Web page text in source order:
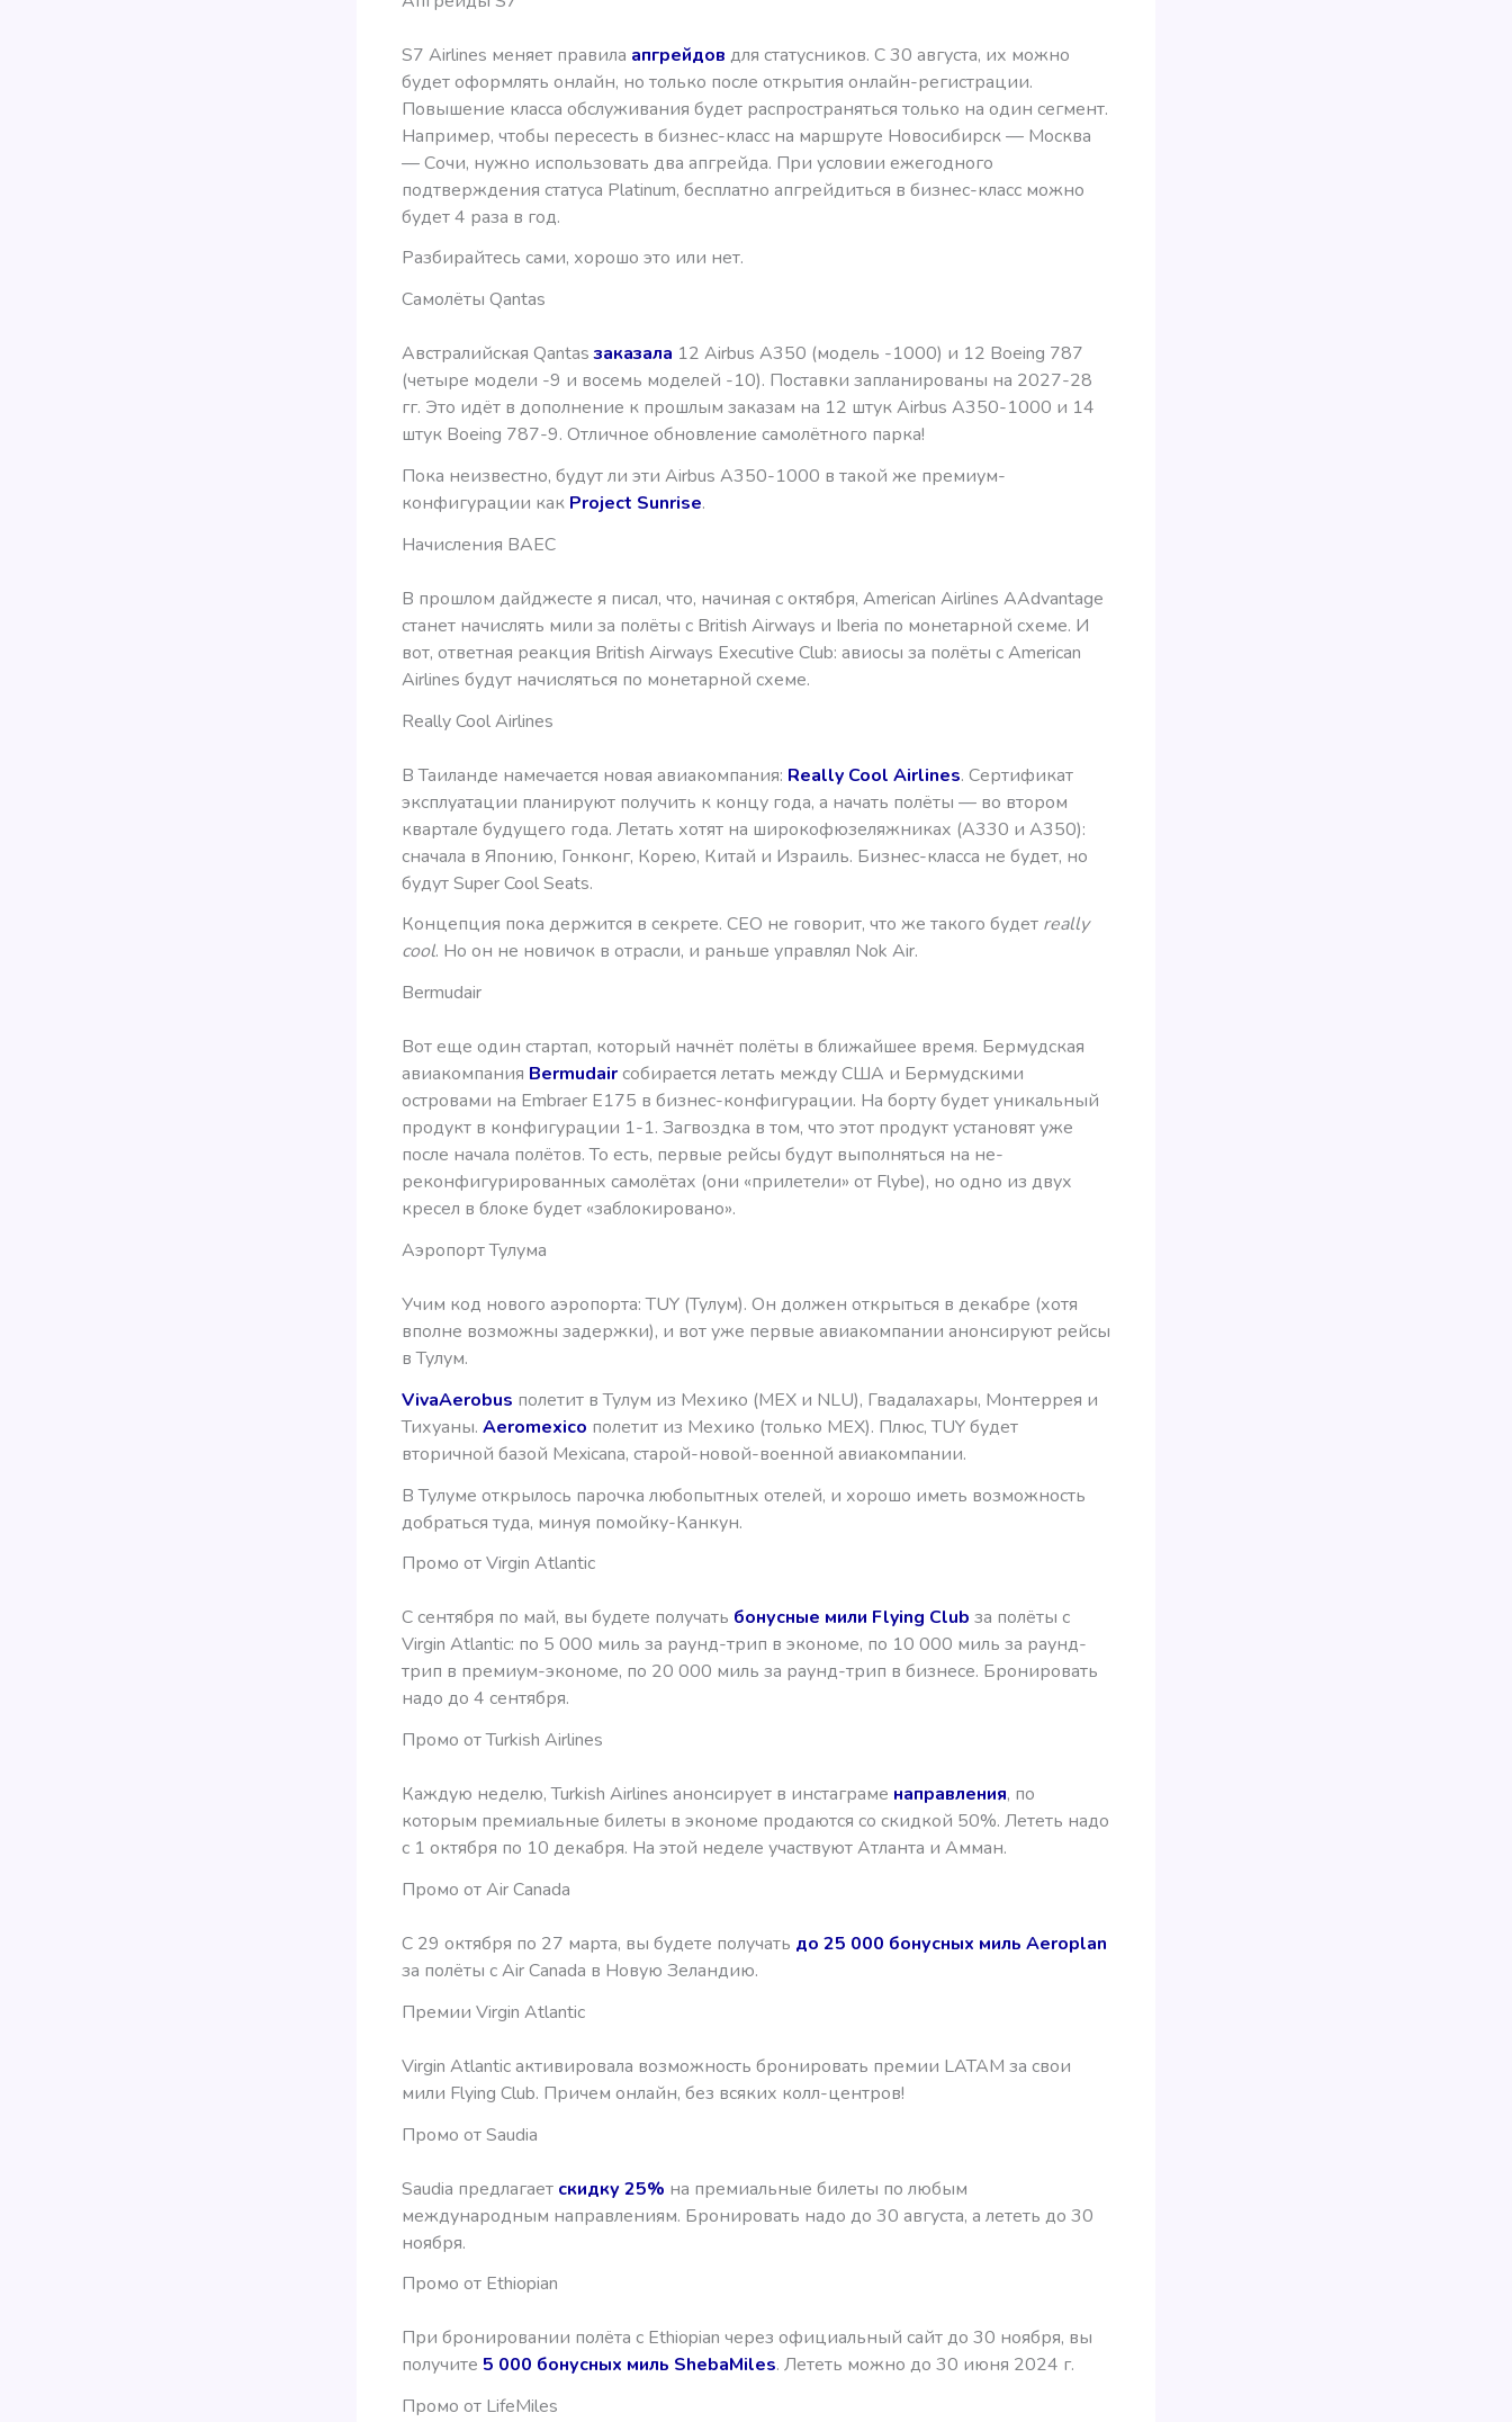
S7 Airlines меняет правила апгрейдов для статусников. С 30 августа, их можно
будет оформлять онлайн, но только после открытия онлайн-регистрации.
Повышение класса обслуживания будет распространяться только на один сегмент.
Например, чтобы пересесть в бизнес-класс на маршруте Новосибирск — Москва
— Сочи, нужно использовать два апгрейда. При условии ежегодного
подтверждения статуса Platinum, бесплатно апгрейдиться в бизнес-класс можно
будет 4 раза в год.
Разбирайтесь сами, хорошо это или нет.
Самолёты Qantas
Австралийская Qantasзаказала 12 Airbus A350 (модель -1000) и 12 Boeing 787
(четыре модели -9 и восемь моделей -10). Поставки запланированы на 2027-28
гг. Это идёт в дополнение к прошлым заказам на 12 штук Airbus A350-1000 и 14
штук Boeing 787-9. Отличное обновление самолётного парка!
Пока неизвестно, будут ли эти Airbus A350-1000 в такой же премиум-
конфигурации как Project Sunrise.
Начисления BAEC
В прошлом дайджесте я писал, что, начиная с октября, American Airlines AAdvantage
станет начислять мили за полёты с British Airways и Iberia по монетарной схеме. И
вот, ответная реакция British Airways Executive Club: авиосы за полёты с American
Airlines будут начисляться по монетарной схеме.
Really Cool Airlines
В Таиланде намечается новая авиакомпания: Really Cool Airlines. Сертификат
эксплуатации планируют получить к концу года, а начать полёты — во втором
квартале будущего года. Летать хотят на широкофюзеляжниках (А330 и А350):
сначала в Японию, Гонконг, Корею, Китай и Израиль. Бизнес-класса не будет, но
будут Super Cool Seats.
Концепция пока держится в секрете. СЕО не говорит, что же такого будет really
cool. Но он не новичок в отрасли, и раньше управлял Nok Air.
Bermudair
Вот еще один стартап, который начнёт полёты в ближайшее время. Бермудская
авиакомпания Bermudairсобирается летать между США и Бермудскими
островами на Embraer E175 в бизнес-конфигурации. На борту будет уникальный
продукт в конфигурации 1-1. Загвоздка в том, что этот продукт установят уже
после начала полётов. То есть, первые рейсы будут выполняться на не-
реконфигурированных самолётах (они «прилетели» от Flybe), но одно из двух
кресел в блоке будет «заблокировано».
Аэропорт Тулума
Учим код нового аэропорта: TUY (Тулум). Он должен открыться в декабре (хотя
вполне возможны задержки), и вот уже первые авиакомпании анонсируют рейсы
в Тулум.
VivaAerobus полетит в Тулум из Мехико (MEX и NLU), Гвадалахары, Монтеррея и
Тихуаны. Aeromexico полетит из Мехико (только MEX). Плюс, TUY будет
вторичной базой Mexicana, старой-новой-военной авиакомпании.
В Тулуме открылось парочка любопытных отелей, и хорошо иметь возможность
добраться туда, минуя помойку-Канкун.
Промо от Virgin Atlantic
С сентября по май, вы будете получать бонусные мили Flying Club за полёты с
Virgin Atlantic: по 5 000 миль за раунд-трип в экономе, по 10 000 миль за раунд-
трип в премиум-экономе, по 20 000 миль за раунд-трип в бизнесе. Бронировать
надо до 4 сентября.
Промо от Turkish Airlines
Каждую неделю, Turkish Airlines анонсирует в инстаграме направления, по
которым премиальные билеты в экономе продаются со скидкой 50%. Лететь надо
с 1 октября по 10 декабря. На этой неделе участвуют Атланта и Амман.
Промо от Air Canada
C 29 октября по 27 марта, вы будете получать до 25 000 бонусных миль Aeroplan
за полёты с Air Canada в Новую Зеландию.
Премии Virgin Atlantic
Virgin Atlantic активировала возможность бронировать премии LATAM за свои
мили Flying Club. Причем онлайн, без всяких колл-центров!
Промо от Saudia
Saudia предлагает скидку 25% на премиальные билеты по любым
международным направлениям. Бронировать надо до 30 августа, а лететь до 30
ноября.
Промо от Ethiopian
При бронировании полёта с Ethiopian через официальный сайт до 30 ноября, вы
получите 5 000 бонусных миль ShebaMiles. Лететь можно до 30 июня 2024 г.
Промо от LifeMiles